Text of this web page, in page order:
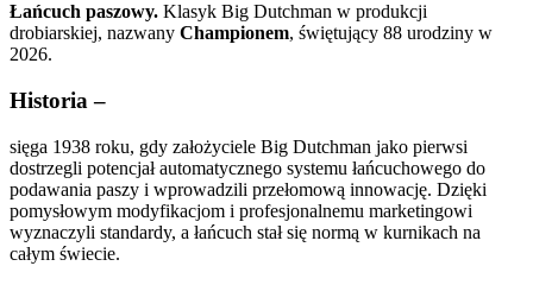
Łańcuch paszowy. Klasyk Big Dutchman w produkcji
drobiarskiej, nazwany Championem, świętujący 88 urodziny w
2026.
Historia –
sięga 1938 roku, gdy założyciele Big Dutchman jako pierwsi
dostrzegli potencjał automatycznego systemu łańcuchowego do
podawania paszy i wprowadzili przełomową innowację. Dzięki
pomysłowym modyfikacjom i profesjonalnemu marketingowi
wyznaczyli standardy, a łańcuch stał się normą w kurnikach na
całym świecie.